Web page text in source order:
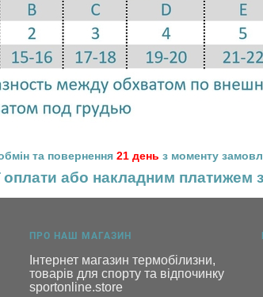
та повернення 21 день з моменту
оплати або накладним платижем
ПРО НАШ МАГАЗИН
Інтернет магазин термобілизни,
товарів для спорту та відпочинку
sportonline.store